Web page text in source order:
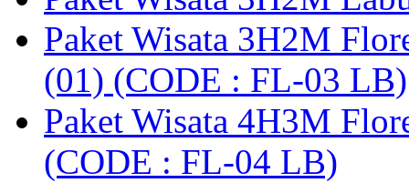
Paket Wisata 3H2M
(01) (CODE : FL-03 LB)
Paket Wisata 4H3M
(CODE : FL-04 LB)